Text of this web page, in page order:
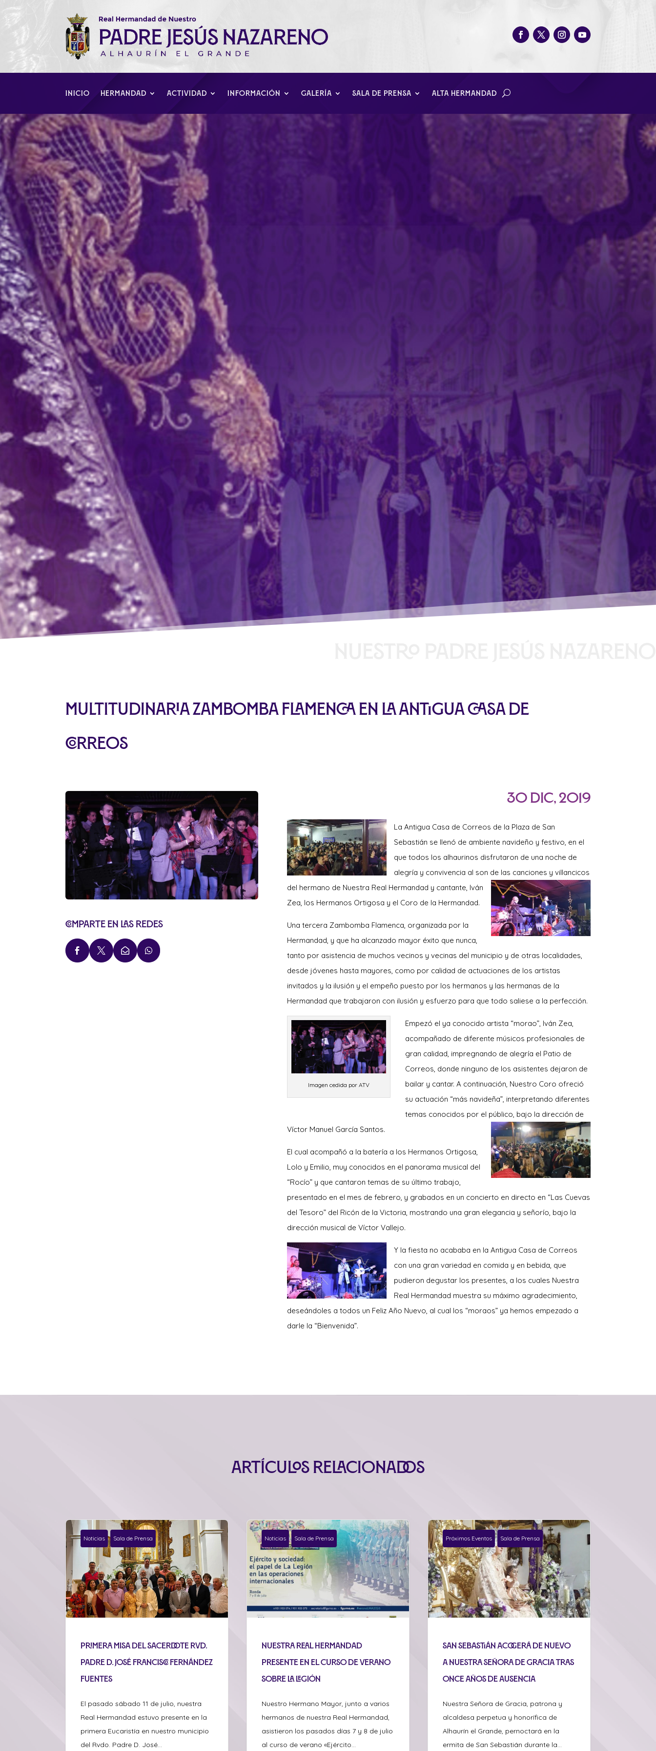
INICIO HERMANDAD ACTIVIDAD INFORMACIÓN GALERÍA SALA DE PRENSA ALTA HERMANDAD
Multitudinaria Zambomba Flamenca en la Antigua
Casa de Correos
Multitudinaria Zambomba Flamenca en la Antigua Casa de
Correos
Comparte en las redes
   
30 Dic, 2019
La Antigua Casa de Correos de la Plaza de San
Sebastián se llenó de ambiente navideño y festivo, en el
que todos los alhaurinos disfrutaron de una noche de
alegría y convivencia al son de las canciones y villancicos
del hermano de Nuestra Real Hermandad y cantante, Iván
Zea, los Hermanos Ortigosa y el Coro de la Hermandad.
Una tercera Zambomba Flamenca, organizada por la
Hermandad, y que ha alcanzado mayor éxito que nunca,
tanto por asistencia de muchos vecinos y vecinas del municipio y de otras localidades,
desde jóvenes hasta mayores, como por calidad de actuaciones de los artistas
invitados y la ilusión y el empeño puesto por los hermanos y las hermanas de la
Hermandad que trabajaron con ilusión y esfuerzo para que todo saliese a la perfección.
Imagen cedida por ATV
Empezó el ya conocido artista “morao”, Iván Zea,
acompañado de diferente músicos profesionales de
gran calidad, impregnando de alegría el Patio de
Correos, donde ninguno de los asistentes dejaron de
bailar y cantar. A continuación, Nuestro Coro ofreció
su actuación “más navideña”, interpretando diferentes
temas conocidos por el público, bajo la dirección de
Víctor Manuel García Santos.
El cual acompañó a la batería a los Hermanos Ortigosa,
Lolo y Emilio, muy conocidos en el panorama musical del
“Rocío” y que cantaron temas de su último trabajo,
presentado en el mes de febrero, y grabados en un concierto en directo en “Las Cuevas
del Tesoro” del Ricón de la Victoria, mostrando una gran elegancia y señorío, bajo la
dirección musical de Víctor Vallejo.
Y la fiesta no acababa en la Antigua Casa de Correos
con una gran variedad en comida y en bebida, que
pudieron degustar los presentes, a los cuales Nuestra
Real Hermandad muestra su máximo agradecimiento,
deseándoles a todos un Feliz Año Nuevo, al cual los “moraos” ya hemos empezado a
darle la “Bienvenida”.
Artículos relacionados
Noticias Sala de Prensa
Primera misa del sacerdote Rvd.
Padre D. José Francisco Fernández
Fuentes
El pasado sábado 11 de julio, nuestra
Real Hermandad estuvo presente en la
primera Eucaristía en nuestro municipio
del Rvdo. Padre D. José...
Noticias Sala de Prensa
Nuestra Real Hermandad
presente en el curso de verano
sobre La Legión
Nuestro Hermano Mayor, junto a varios
hermanos de nuestra Real Hermandad,
asistieron los pasados días 7 y 8 de julio
al curso de verano «Ejército...
Próximos Eventos Sala de Prensa
San Sebastián acogerá de nuevo
a Nuestra Señora de Gracia tras
once años de ausencia
Nuestra Señora de Gracia, patrona y
alcaldesa perpetua y honorífica de
Alhaurín el Grande, pernoctará en la
ermita de San Sebastián durante la...